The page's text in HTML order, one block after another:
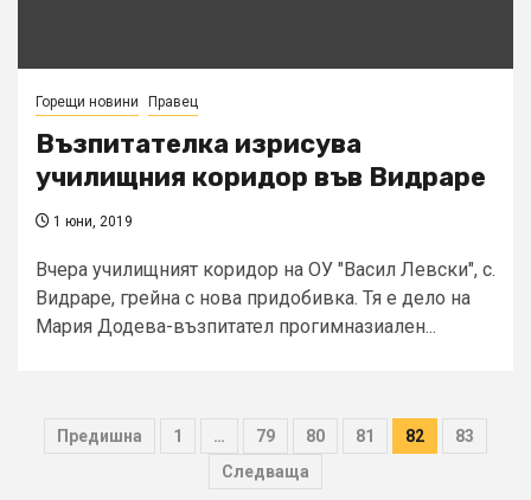
Горещи новини Правец
Възпитателка изрисува
училищния коридор във Видраре
1 юни, 2019
Вчера училищният коридор на ОУ "Васил Левски", с.
Видраре, грейна с нова придобивка. Тя е дело на
Мария Додева-възпитател прогимназиален...
Разделяне
Предишна 1 … 79 80 81 82
83
Следваща